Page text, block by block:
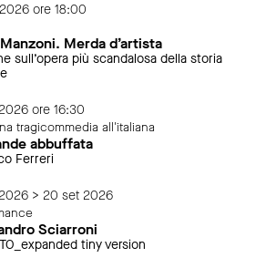
ore 18:00
Merda d’artista
sull’opera più scandalosa della storia
ore 16:30
tragicommedia all'italiana
abbuffata
Ferreri
> 20 set 2026
Sciarroni
tiny version